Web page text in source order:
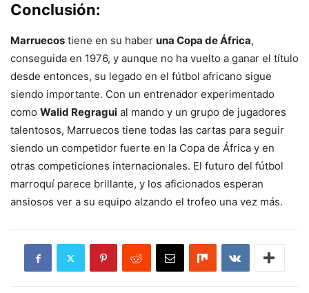
Conclusión:
Marruecos tiene en su haber una Copa de África,
conseguida en 1976, y aunque no ha vuelto a ganar el título
desde entonces, su legado en el fútbol africano sigue
siendo importante. Con un entrenador experimentado
como Walid Regragui al mando y un grupo de jugadores
talentosos, Marruecos tiene todas las cartas para seguir
siendo un competidor fuerte en la Copa de África y en
otras competiciones internacionales. El futuro del fútbol
marroquí parece brillante, y los aficionados esperan
ansiosos ver a su equipo alzando el trofeo una vez más.